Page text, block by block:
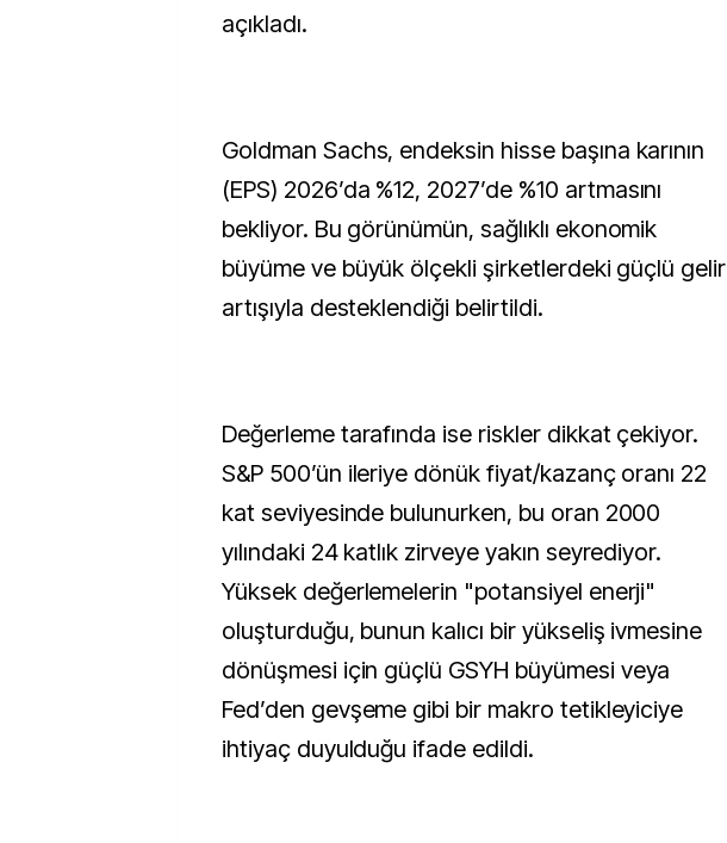
açıkladı.
Goldman Sachs, endeksin hisse başına karının
(EPS) 2026’da %12, 2027’de %10 artmasını
bekliyor. Bu görünümün, sağlıklı ekonomik
büyüme ve büyük ölçekli şirketlerdeki güçlü gelir
artışıyla desteklendiği belirtildi.
Değerleme tarafında ise riskler dikkat çekiyor.
S&P 500’ün ileriye dönük fiyat/kazanç oranı 22
kat seviyesinde bulunurken, bu oran 2000
yılındaki 24 katlık zirveye yakın seyrediyor.
Yüksek değerlemelerin "potansiyel enerji"
oluşturduğu, bunun kalıcı bir yükseliş ivmesine
dönüşmesi için güçlü GSYH büyümesi veya
Fed’den gevşeme gibi bir makro tetikleyiciye
ihtiyaç duyulduğu ifade edildi.